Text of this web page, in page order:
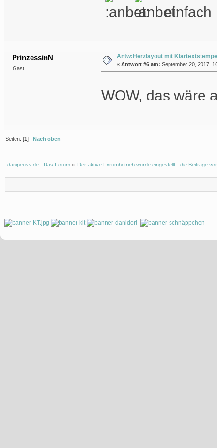
einfach
PrinzessinN
Gast
Antw:Herzlayout mit
« Antwort #6 am: September 20, 2017,
WOW, das wäre
Seiten: [1]Nach oben
danipeuss.de - Das Forum » Der aktive Forumbetrieb wurde eingestellt - die Beiträge